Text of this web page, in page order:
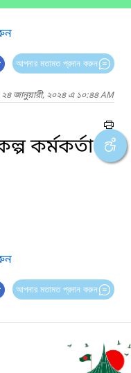
আপনার মতামত প্রদান করুন
২৪ জানুয়ারী, ২০২৪ এ ১০:৪৪ AM
কর্মকর্তা
আপনার মতামত প্রদান করুন